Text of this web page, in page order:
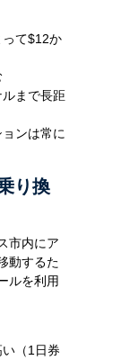
て$12か
まで長距
ンは常に
り換
市内にア
動するた
ルを利用
（1日券